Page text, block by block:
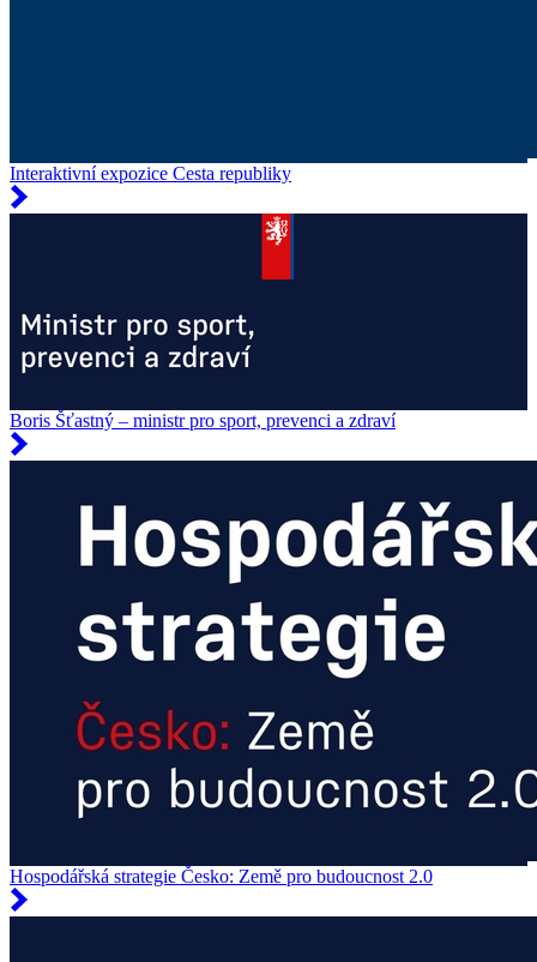
Interaktivní expozice Cesta republiky
Boris Šťastný – ministr pro sport, prevenci a zdraví
Hospodářská strategie Česko: Země pro budoucnost 2.0